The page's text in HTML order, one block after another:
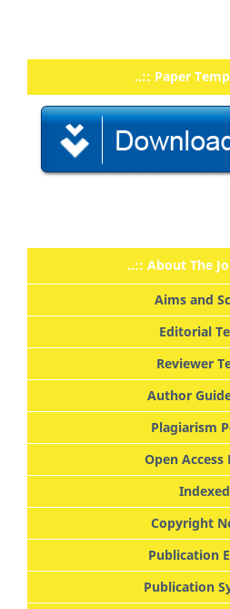
..:: Paper
..:: About The
Aims and
Editorial
Reviewer
Author
Plagiarism
Open Access
Indexed
Copyright
Publication
Publication